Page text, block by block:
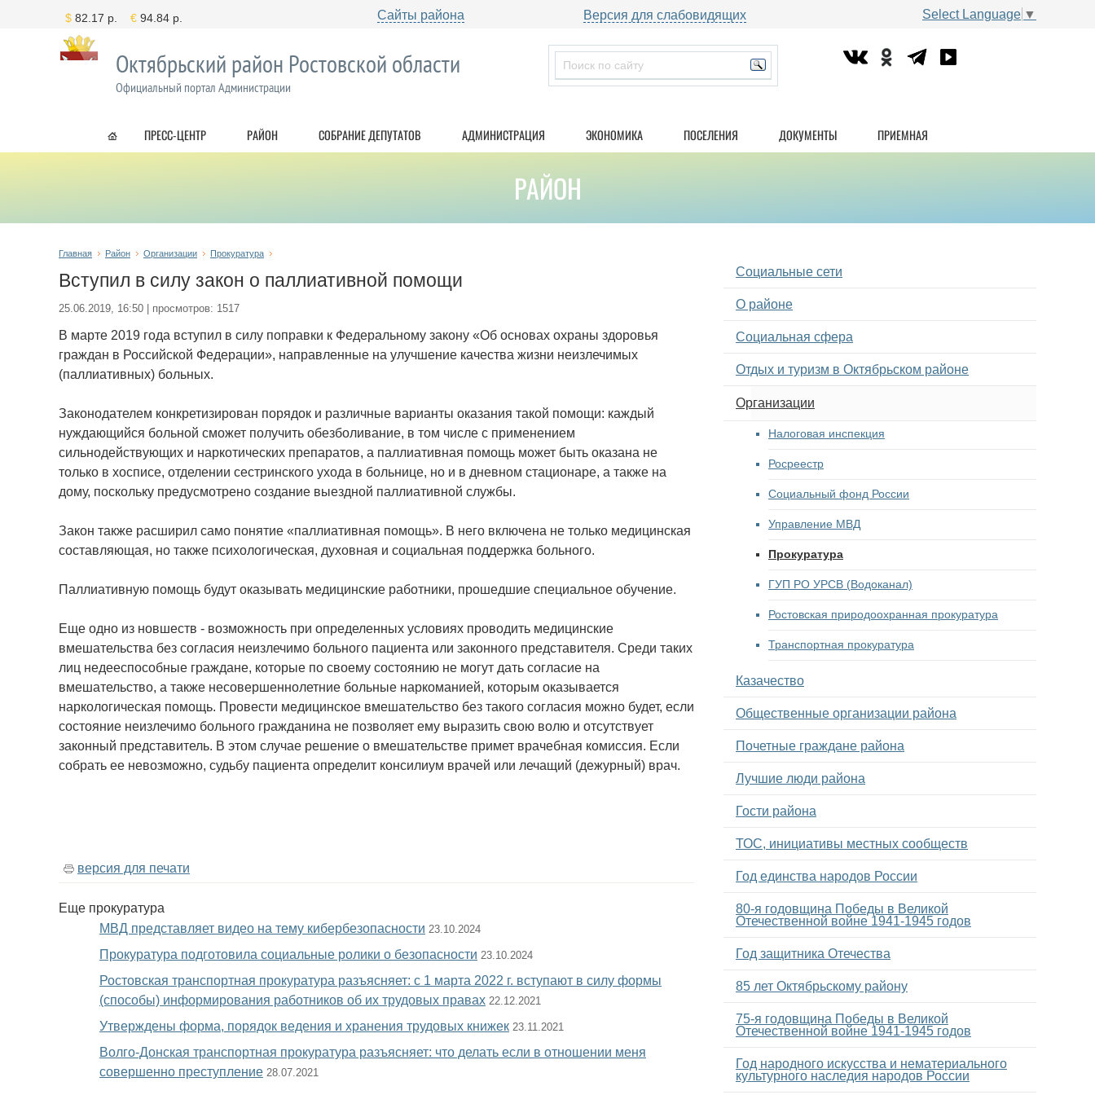
Сайты района Версия для слабовидящих Select Language ▼
Октябрьский район Ростовской области
Официальный портал Администрации
ПРЕСС-ЦЕНТР РАЙОН СОБРАНИЕ ДЕПУТАТОВ АДМИНИСТРАЦИЯ ЭКОНОМИКА ПОСЕЛЕНИЯ ДОКУМЕНТЫ ПРИЕМНАЯ
РАЙОН
Главная Район Организации Прокуратура
Вступил в силу закон о паллиативной помощи
25.06.2019, 16:50 | просмотров: 1517
В марте 2019 года вступил в силу поправки к Федеральному закону «Об основах охраны здоровья
граждан в Российской Федерации», направленные на улучшение качества жизни неизлечимых
(паллиативных) больных.
Законодателем конкретизирован порядок и различные варианты оказания такой помощи: каждый
нуждающийся больной сможет получить обезболивание, в том числе с применением
сильнодействующих и наркотических препаратов, а паллиативная помощь может быть оказана не
только в хосписе, отделении сестринского ухода в больнице, но и в дневном стационаре, а также на
дому, поскольку предусмотрено создание выездной паллиативной службы.
Закон также расширил само понятие «паллиативная помощь». В него включена не только медицинская
составляющая, но также психологическая, духовная и социальная поддержка больного.
Паллиативную помощь будут оказывать медицинские работники, прошедшие специальное обучение.
Еще одно из новшеств - возможность при определенных условиях проводить медицинские
вмешательства без согласия неизлечимо больного пациента или законного представителя. Среди таких
лиц недееспособные граждане, которые по своему состоянию не могут дать согласие на
вмешательство, а также несовершеннолетние больные наркоманией, которым оказывается
наркологическая помощь. Провести медицинское вмешательство без такого согласия можно будет, если
состояние неизлечимо больного гражданина не позволяет ему выразить свою волю и отсутствует
законный представитель. В этом случае решение о вмешательстве примет врачебная комиссия. Если
собрать ее невозможно, судьбу пациента определит консилиум врачей или лечащий (дежурный) врач.
версия для печати
Еще прокуратура
МВД представляет видео на тему кибербезопасности 23.10.2024
Прокуратура подготовила социальные ролики о безопасности 23.10.2024
Ростовская транспортная прокуратура разъясняет: с 1 марта 2022 г. вступают в силу формы
(способы) информирования работников об их трудовых правах 22.12.2021
Утверждены форма, порядок ведения и хранения трудовых книжек 23.11.2021
Волго-Донская транспортная прокуратура разъясняет: что делать если в отношении меня
совершенно преступление 28.07.2021
Социальные сети
О районе
Социальная сфера
Отдых и туризм в Октябрьском районе
Организации
Налоговая инспекция
Росреестр
Социальный фонд России
Управление МВД
Прокуратура
ГУП РО УРСВ (Водоканал)
Ростовская природоохранная прокуратура
Транспортная прокуратура
Казачество
Общественные организации района
Почетные граждане района
Лучшие люди района
Гости района
ТОС, инициативы местных сообществ
Год единства народов России
80-я годовщина Победы в Великой
Отечественной войне 1941-1945 годов
Год защитника Отечества
85 лет Октябрьскому району
75-я годовщина Победы в Великой
Отечественной войне 1941-1945 годов
Год народного искусства и нематериального
культурного наследия народов России